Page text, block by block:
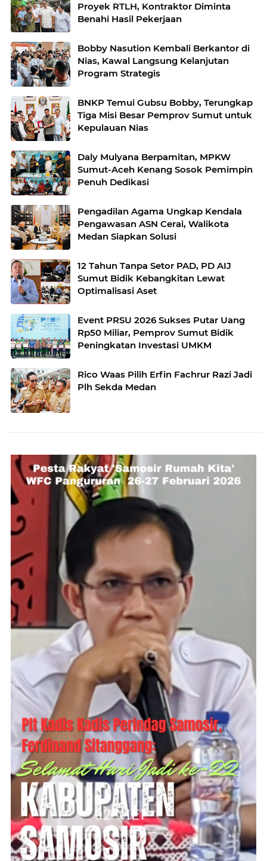
Proyek RTLH, Kontraktor Diminta
Benahi Hasil Pekerjaan
Bobby Nasution Kembali Berkantor di
Nias, Kawal Langsung Kelanjutan
Program Strategis
BNKP Temui Gubsu Bobby, Terungkap
Tiga Misi Besar Pemprov Sumut untuk
Kepulauan Nias
Daly Mulyana Berpamitan, MPKW
Sumut-Aceh Kenang Sosok Pemimpin
Penuh Dedikasi
Pengadilan Agama Ungkap Kendala
Pengawasan ASN Cerai, Walikota
Medan Siapkan Solusi
12 Tahun Tanpa Setor PAD, PD AIJ
Sumut Bidik Kebangkitan Lewat
Optimalisasi Aset
Event PRSU 2026 Sukses Putar Uang
Rp50 Miliar, Pemprov Sumut Bidik
Peningkatan Investasi UMKM
Rico Waas Pilih Erfin Fachrur Razi Jadi
Plh Sekda Medan